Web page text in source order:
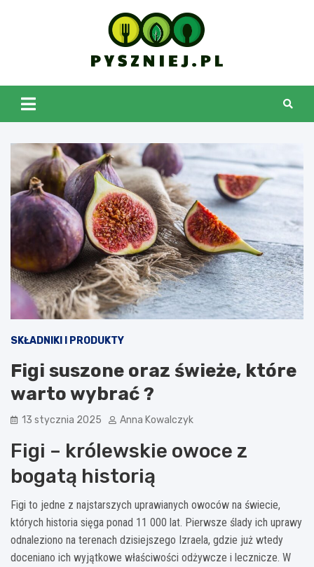
pyszniej.pl
SKŁADNIKI I PRODUKTY
Figi suszone oraz świeże, które
warto wybrać ?
13 stycznia 2025 Anna Kowalczyk
Figi – królewskie owoce z
bogatą historią
Figi to jedne z najstarszych uprawianych owoców na świecie,
których historia sięga ponad 11 000 lat. Pierwsze ślady ich uprawy
odnaleziono na terenach dzisiejszego Izraela, gdzie już wtedy
doceniano ich wyjątkowe właściwości odżywcze i lecznicze. W